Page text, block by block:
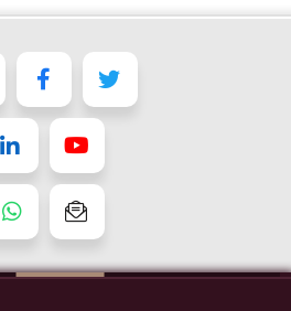
flalopesadvflalopesadv
flalopesadv
16
98158-
7566